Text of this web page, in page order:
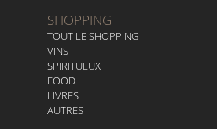
SHOPPING
TOUT LE SHOPPING
VINS
SPIRITUEUX
FOOD
LIVRES
AUTRES